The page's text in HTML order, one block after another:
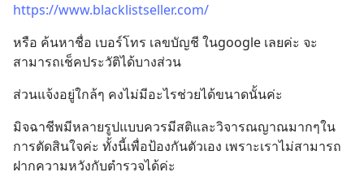
https://www.blacklistseller.com/
หรือ ค้นหาชื่อ เบอร์โทร เลขบัญชี ในgoogle เลยค่ะ จะ
สามารถเช็คประวัติได้บางส่วน
ส่วนแจ้งอยู่ใกล้ๆ คงไม่มีอะไรช่วยได้ขนาดนั้นค่ะ
มิจฉาชีพมีหลายรูปแบบควรมีสติและวิจารณญาณมากๆใน
การตัดสินใจค่ะ ทั้งนี้เพื่อป้องกันตัวเอง เพราะเราไม่สามารถ
ฝากความหวังกับตำรวจได้ค่ะ